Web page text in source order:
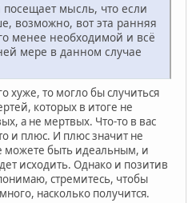
мысль, что если
возможно, вот эта ранняя
менее необходимой и всё
мере в данном случае
хуже, то могло бы случиться
которых в итоге не
а не мертвых. Что-то в вас
и плюс. И плюс значит не
быть идеальным, и
исходить. Однако и позитив
стремитесь, чтобы
насколько получится.